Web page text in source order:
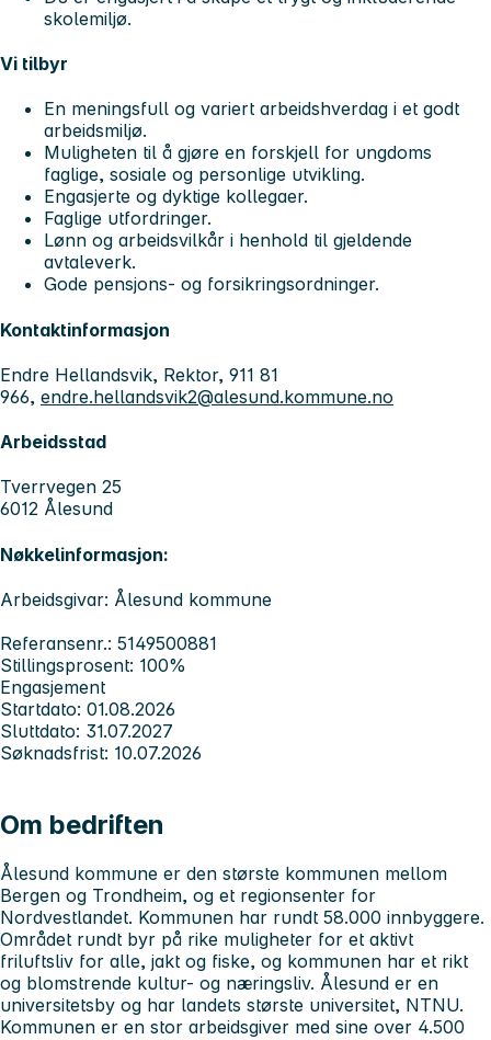
skolemiljø.
Vi tilbyr
En meningsfull og variert arbeidshverdag i et godt
arbeidsmiljø.
Muligheten til å gjøre en forskjell for ungdoms
faglige, sosiale og personlige utvikling.
Engasjerte og dyktige kollegaer.
Faglige utfordringer.
Lønn og arbeidsvilkår i henhold til gjeldende
avtaleverk.
Gode pensjons- og forsikringsordninger.
Kontaktinformasjon
Endre Hellandsvik, Rektor, 911 81
966, endre.hellandsvik2@alesund.kommune.no
Arbeidsstad
Tverrvegen 25
6012 Ålesund
Nøkkelinformasjon:
Arbeidsgivar: Ålesund kommune
Referansenr.: 5149500881
Stillingsprosent: 100%
Engasjement
Startdato: 01.08.2026
Sluttdato: 31.07.2027
Søknadsfrist: 10.07.2026
Om bedriften
Ålesund kommune er den største kommunen mellom
Bergen og Trondheim, og et regionsenter for
Nordvestlandet. Kommunen har rundt 58.000 innbyggere.
Området rundt byr på rike muligheter for et aktivt
friluftsliv for alle, jakt og fiske, og kommunen har et rikt
og blomstrende kultur- og næringsliv. Ålesund er en
universitetsby og har landets største universitet, NTNU.
Kommunen er en stor arbeidsgiver med sine over 4.500